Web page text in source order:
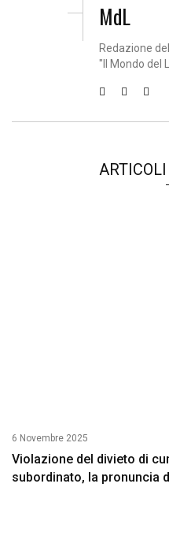
MdL
Redazione
"Il Mondo del
6 Novembre 2025
Violazione del divieto di
subordinato, la pronuncia